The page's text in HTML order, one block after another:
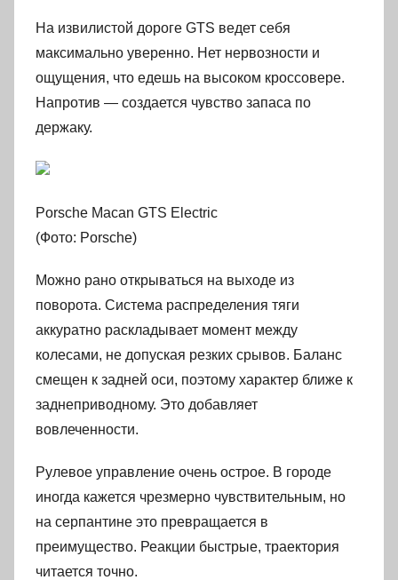
На извилистой дороге GTS ведет себя
максимально уверенно. Нет нервозности и
ощущения, что едешь на высоком кроссовере.
Напротив — создается чувство запаса по
держаку.
Porsche Macan GTS Electric
(Фото: Porsche)
Можно рано открываться на выходе из
поворота. Система распределения тяги
аккуратно раскладывает момент между
колесами, не допуская резких срывов. Баланс
смещен к задней оси, поэтому характер ближе к
заднеприводному. Это добавляет
вовлеченности.
Рулевое управление очень острое. В городе
иногда кажется чрезмерно чувствительным, но
на серпантине это превращается в
преимущество. Реакции быстрые, траектория
читается точно.